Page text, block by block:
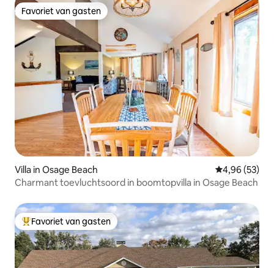
Favoriet van gasten
Favoriet van gasten
Villa in Osage Beach Gemiddelde
4,96 (53)
Charmant toevluchtsoord in boomtopvilla in Osage Beach
Topfavoriet van gasten
Favoriet van gasten